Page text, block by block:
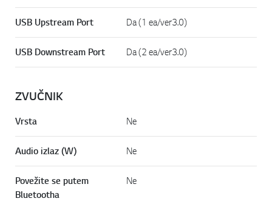
USB Upstream Port Da (1 ea/ver3.0)
USB Downstream Port Da (2 ea/ver3.0)
ZVUČNIK
Vrsta Ne
Audio izlaz (W) Ne
Povežite se putem
Bluetootha
Ne